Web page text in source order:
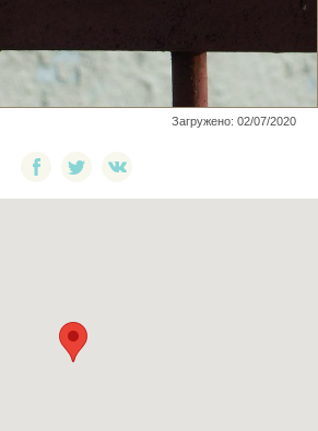
Загружено: 02/07/2020